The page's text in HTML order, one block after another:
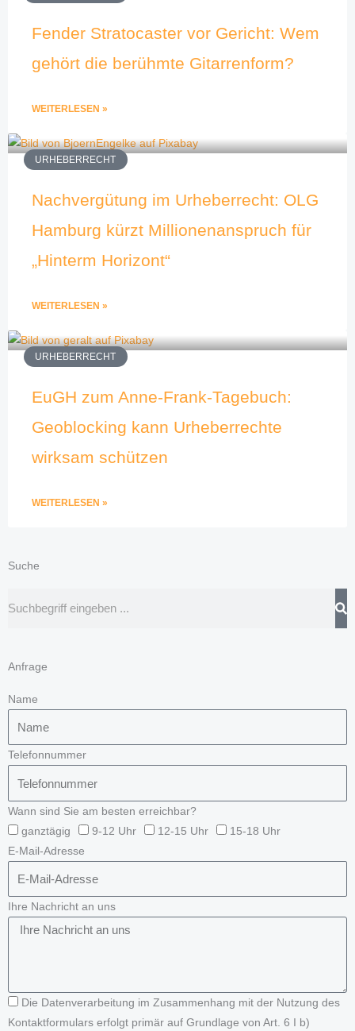
Fender Stratocaster vor Gericht: Wem
gehört die berühmte Gitarrenform?
WEITERLESEN »
URHEBERRECHT
Nachvergütung im Urheberrecht: OLG
Hamburg kürzt Millionenanspruch für
„Hinterm Horizont“
WEITERLESEN »
URHEBERRECHT
EuGH zum Anne-Frank-Tagebuch:
Geoblocking kann Urheberrechte
wirksam schützen
WEITERLESEN »
Suche
Anfrage
Name
Telefonnummer
Wann sind Sie am besten erreichbar?
ganztägig
9-12 Uhr 12-15 Uhr
15-18 Uhr
E-Mail-Adresse
Ihre Nachricht an uns
Die Datenverarbeitung im Zusammenhang mit der Nutzung des
Kontaktformulars erfolgt primär auf Grundlage von Art. 6 I b)